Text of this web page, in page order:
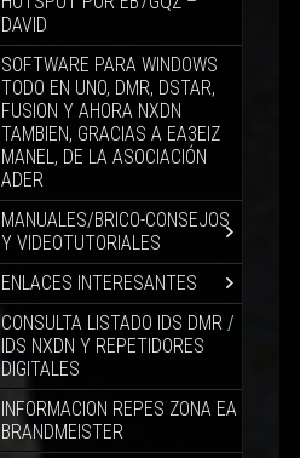
DAVID
SOFTWARE PARA WINDOWS
TODO EN UNO, DMR, DSTAR,
FUSION Y AHORA NXDN
TAMBIEN, GRACIAS A EA3EIZ
MANEL, DE LA ASOCIACIÓN
ADER
MANUALES/BRICO-CONSEJOS
Y VIDEOTUTORIALES
ENLACES INTERESANTES
CONSULTA LISTADO IDS DMR /
IDS NXDN Y REPETIDORES
DIGITALES
INFORMACION REPES ZONA EA
BRANDMEISTER